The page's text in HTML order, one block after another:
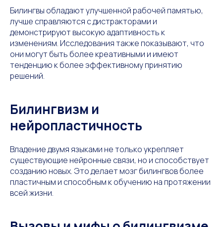
Билингвы обладают улучшенной рабочей памятью,
лучше справляются с дистракторами и
демонстрируют высокую адаптивность к
изменениям. Исследования также показывают, что
они могут быть более креативными и имеют
тенденцию к более эффективному принятию
решений.
Билингвизм и
нейропластичность
Владение двумя языками не только укрепляет
существующие нейронные связи, но и способствует
созданию новых. Это делает мозг билингвов более
пластичным и способным к обучению на протяжении
всей жизни.